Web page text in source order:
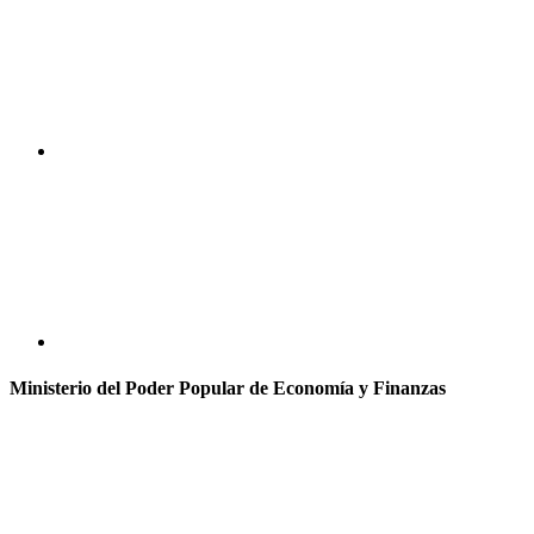
Ministerio del Poder Popular de Economía y Finanzas